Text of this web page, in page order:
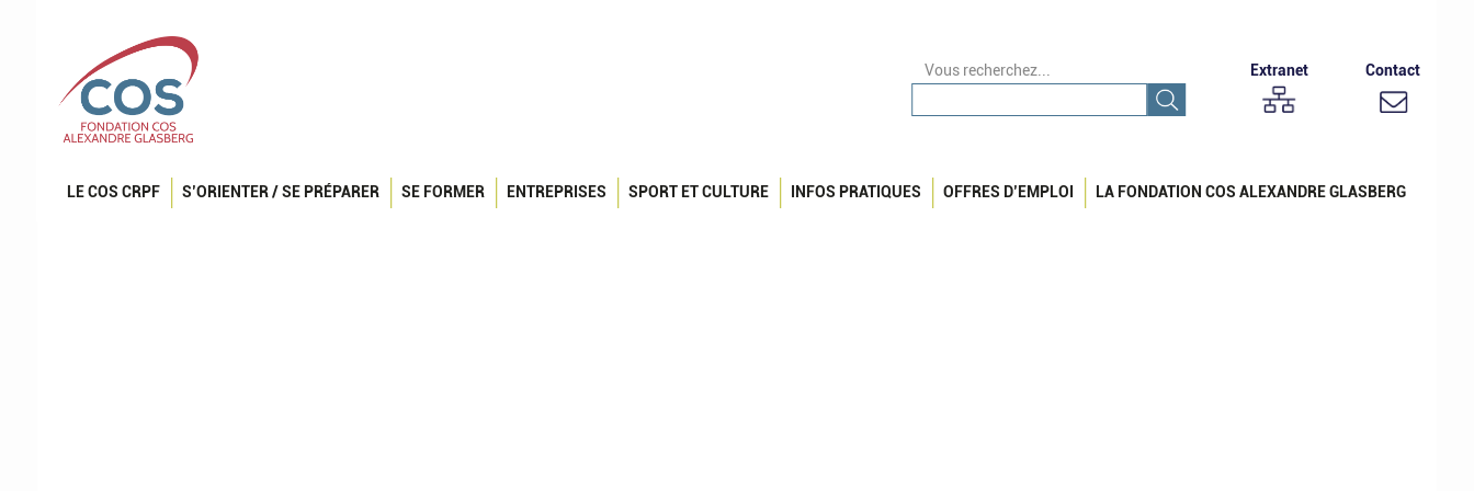
Vous recherchez... Extranet Contact
LE COS CRPF S’ORIENTER / SE PRÉPARER SE FORMER ENTREPRISES SPORT ET CULTURE INFOS PRATIQUES OFFRES D’EMPLOI LA FONDATION COS ALEXANDRE GLASBERG